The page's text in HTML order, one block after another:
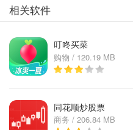
相关软件
叮咚买菜
购物 / 120.19 MB
同花顺炒股票
商务 / 206.84 MB